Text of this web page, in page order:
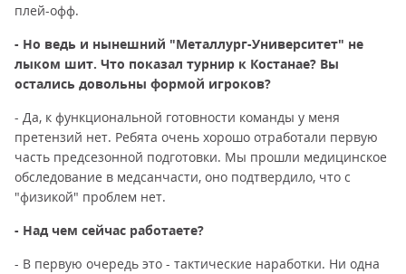
плей-офф.
- Но ведь и нынешний "Металлург-Университет" не
лыком шит. Что показал турнир к Костанае? Вы
остались довольны формой игроков?
- Да, к функциональной готовности команды у меня
претензий нет. Ребята очень хорошо отработали первую
часть предсезонной подготовки. Мы прошли медицинское
обследование в медсанчасти, оно подтвердило, что с
"физикой" проблем нет.
- Над чем сейчас работаете?
- В первую очередь это - тактические наработки. Ни одна